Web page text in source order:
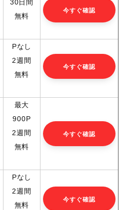
30日間
無料
今すぐ確認
Pなし
2週間
無料
今すぐ確認
最大
900P
2週間
無料
今すぐ確認
Pなし
2週間
無料
今すぐ確認